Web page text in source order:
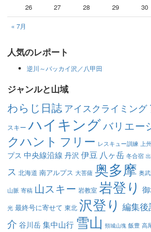
« 7月
26 27 28 29 30
人気のレポート
逆川～バッカイ沢／八甲田
ジャンルと山域
わらじ日誌 アイスクライミング
スキー ハイキングバリエー
クハント フリー レスキュー訓練 上州
プス 中央線沿線 丹沢 伊豆 八ヶ岳 冬合宿
ス 北海道 南アルプス 大菩薩 奥多摩 奥
山脈 寄稿 山スキー 岩教室 岩登り
光 最終号に寄せて 東北 沢登り 編集後
介 谷川岳集中山行 雪山 頸城山塊 飯豊 高